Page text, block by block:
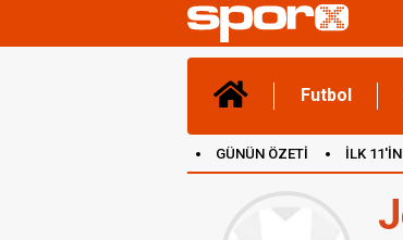
Futbol
GÜNÜN ÖZETİ İLK